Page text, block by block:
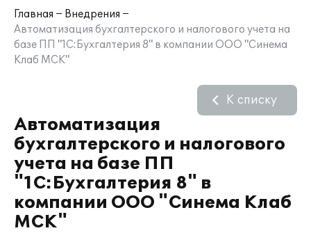
Главная
Внедрения
Автоматизация бухгалтерского и налогового учета на
базе ПП "1С:Бухгалтерия 8" в компании ООО "Синема
Клаб МСК"
Автоматизация
бухгалтерского и налогового
учета на базе ПП
"1С:Бухгалтерия 8" в
компании ООО "Синема Клаб
МСК"
К списку